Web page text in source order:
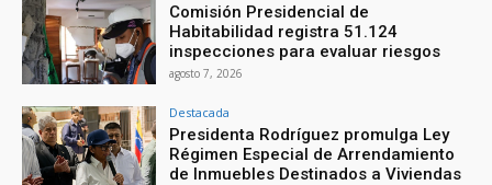
Comisión Presidencial de
Habitabilidad registra 51.124
inspecciones para evaluar riesgos
agosto 7, 2026
Destacada
Presidenta Rodríguez promulga Ley
Régimen Especial de Arrendamiento
de Inmuebles Destinados a Viviendas